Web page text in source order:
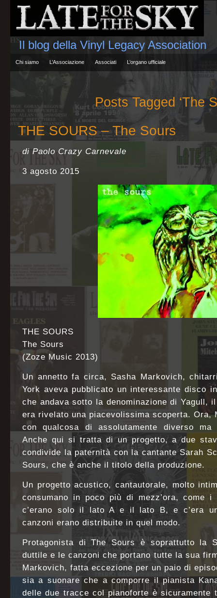
Il blog della Vinyl Legacy Association
Chi siamo L’Associazione Associati L’organo ufficiale
Posts Tagged ‘The
THE SOURS – The Sours
di Paolo Crazy Carnevale
3 agosto 2015
THE SOURS
The Sours
(Zoze Music 2013)
Un annetto fa circa, Sasha Markovich,
York aveva pubblicato un interessante disco
che andava sotto la denominazione di Yagull,
era rivelato una piacevolissima scoperta. Ora,
con qualcosa di assolutamente diverso ma
Anche qui si tratta di un progetto, a due
condivide la paternità con la cantante Sarah
Sours, che è anche il titolo della produzione.
Un progetto acustico, cantautorale, molto
consumano in poco più di mezz’ora, come
c’erano solo il lato A e il lato B, e c’era
canzoni erano distribuite in quel modo.
Protagonista di The Sours è soprattutto la
duttile e le canzoni che portano tutte la sua
Markovich, fatta eccezione per un paio di
sia a suonare che a comporre il pianista
delle due tracce col pianoforte è sicuramente